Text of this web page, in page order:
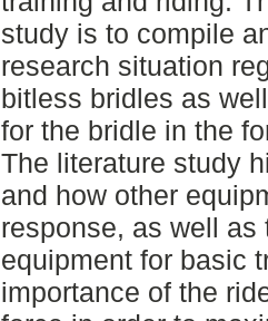
study is to compile
research situation
bitless bridles as
for the bridle in the
The literature study
and how other
response, as well
equipment for basic
importance of the